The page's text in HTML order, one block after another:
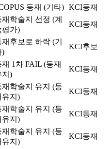
등재 (기타) KCI등재
재학술지 선정 (계
평가)
KCI등재
재후보로 하락 (기
)
KCI후보
재 1차 FAIL (등재
지)
KCI등재
재학술지 유지 (등
유지)
KCI등재
재학술지 유지 (등
유지)
KCI등재
재학술지 유지 (등
유지)
KCI등재